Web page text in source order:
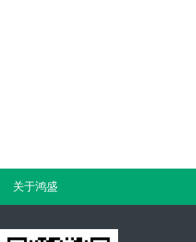
关于鸿盛